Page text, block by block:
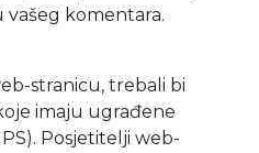
komentara.
stranicu, trebali bi
imaju ugrađene
Posjetitelji web-